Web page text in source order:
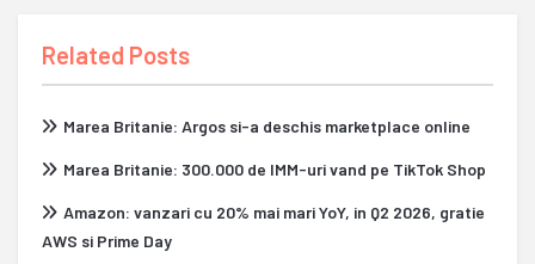
Related Posts
Marea Britanie: Argos si-a deschis marketplace online
Marea Britanie: 300.000 de IMM-uri vand pe TikTok Shop
Amazon: vanzari cu 20% mai mari YoY, in Q2 2026, gratie
AWS si Prime Day